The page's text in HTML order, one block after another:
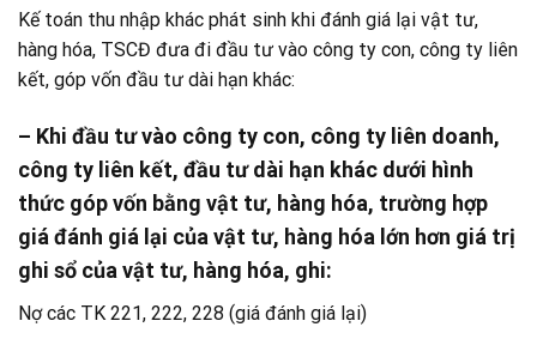
Kế toán thu nhập khác phát sinh khi đánh giá lại vật tư,
hàng hóa, TSCĐ đưa đi đầu tư vào công ty con, công ty liên
kết, góp vốn đầu tư dài hạn khác:
– Khi đầu tư vào công ty con, công ty liên doanh,
công ty liên kết, đầu tư dài hạn khác dưới hình
thức góp vốn bằng vật tư, hàng hóa, trường hợp
giá đánh giá lại của vật tư, hàng hóa lớn hơn giá trị
ghi sổ của vật tư, hàng hóa, ghi:
Nợ các TK 221, 222, 228 (giá đánh giá lại)